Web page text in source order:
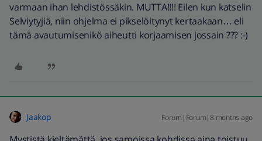
varmaan ihan lehdistössäkin. MUTTA!!!! Eilen kun katselin
Selviytyjiä, niin ohjelma ei pikselöitynyt kertaakaan… eli
tämä avautumisenikö aiheutti korjaamisen jossain ??? :-)
Jaakop Forum|Forum|8 months ago